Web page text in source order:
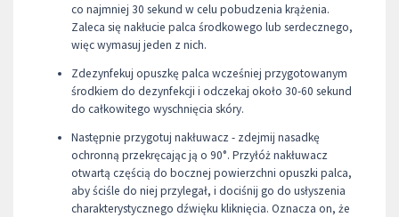
co najmniej 30 sekund w celu pobudzenia krążenia.
Zaleca się nakłucie palca środkowego lub serdecznego,
więc wymasuj jeden z nich.
Zdezynfekuj opuszkę palca wcześniej przygotowanym
środkiem do dezynfekcji i odczekaj około 30-60 sekund
do całkowitego wyschnięcia skóry.
Następnie przygotuj nakłuwacz - zdejmij nasadkę
ochronną przekręcając ją o 90°. Przyłóż nakłuwacz
otwartą częścią do bocznej powierzchni opuszki palca,
aby ściśle do niej przylegał, i dociśnij go do usłyszenia
charakterystycznego dźwięku kliknięcia. Oznacza on, że